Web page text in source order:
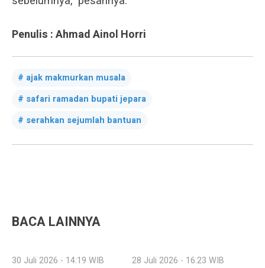
Penulis : Ahmad Ainol Horri
ajak makmurkan musala
safari ramadan bupati jepara
serahkan sejumlah bantuan
BACA LAINNYA
30 Juli 2026 - 14:19 WIB
28 Juli 2026 - 16:23 WIB